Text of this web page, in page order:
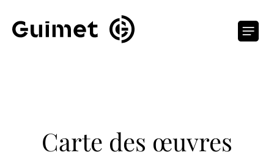
Carte des œuvres